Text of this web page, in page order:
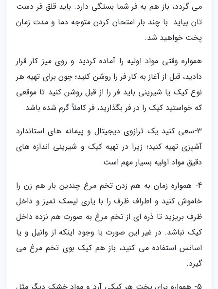
می گردد، باز هم به فر شما بستگی دارد. باید قلق فر دست
تان بیاید. با چند بار امتحان کردن متوجه دما و مدت زمان
پخت خواهید شد.
همواره وقتی مواد اولیه را آماده کردید و روی میز کار قرار
دادید، قبل از آغاز به کار فر را روشن کنید؛ چون برای تهیه هر
نوع کیک یا شیرینی باید فر را از قبل روشن کنید تا موقعی
که خواستید کیک را در فر بگذارید، فر کاملاً گرم شده باشد.
3-سعی کنید یک ترازوی دیجیتال و پیمانه های استاندارد
آشپزی تهیه کنید؛ زیرا در تهیه کیک و شیرینی اندازه های
دقیق مواد اولیه بسیار مهم است.
4- همواره زمان به هم زدن تخم مرغ چندین بار هم زن را
خاموش کنید و اطراف ظرف را با یاری لیسک تمیز و داخل
ظرف بریزید تا ذره ای از تخم مرغ به صورت هم نزده داخل
کیک نباشد. در غیر این صورت با وجود اینکه از وانیل و یا
اسانس استفاده می کنید، باز هم کیک بوی تخم مرغ می
گیرد.